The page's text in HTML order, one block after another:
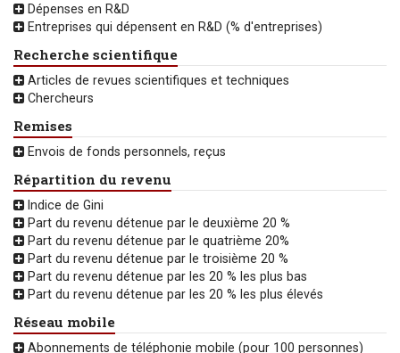
Dépenses en R&D
Entreprises qui dépensent en R&D (% d'entreprises)
Recherche scientifique
Articles de revues scientifiques et techniques
Chercheurs
Remises
Envois de fonds personnels, reçus
Répartition du revenu
Indice de Gini
Part du revenu détenue par le deuxième 20 %
Part du revenu détenue par le quatrième 20%
Part du revenu détenue par le troisième 20 %
Part du revenu détenue par les 20 % les plus bas
Part du revenu détenue par les 20 % les plus élevés
Réseau mobile
Abonnements de téléphonie mobile (pour 100 personnes)